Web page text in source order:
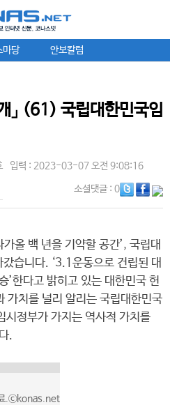
마당 안보칼럼
」 (61) 국립대한민국임
입력 : 2023-03-07 오전 9:08:16
소셜댓글: 0
올 백 년을 기약할 공간’, 국립대
습니다. ‘3.1운동으로 건립된 대
’한다고 밝히고 있는 대한민국 헌
가치를 널리 알리는 국립대한민국
시정부가 가지는 역사적 가치를
.
료.ⓒkonas.net